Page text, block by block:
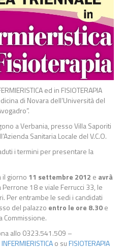
ed in FISIOTERAPIA
di Novara dell’Università del
a Verbania, presso Villa Saporiti
Sanitaria Locale del V.C.O.
i termini per presentare la
il giorno 11 settembre 2012 e avrà
Perrone 18 e viale Ferrucci 33, le
Per entrambe le sedi i candidati
del palazzo entro le ore 8.30e
Commissione.
allo 0323.541.509 –
INFERMIERISTICAo suFISIOTERAPIA